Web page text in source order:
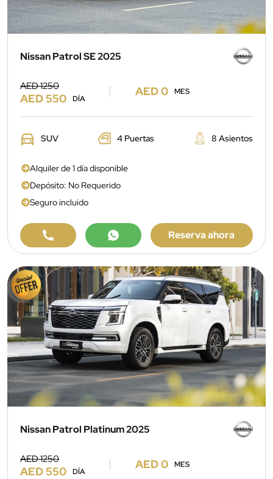
Nissan Patrol SE 2025
AED 1250
AED 550 DÍA
AED 0 MES
SUV 4 Puertas 8 Asientos
Alquiler de 1 día disponible
Depósito: No Requerido
Seguro incluido
Reserva ahora
Nissan Patrol Platinum 2025
AED 1250
AED 550 DÍA
AED 0 MES